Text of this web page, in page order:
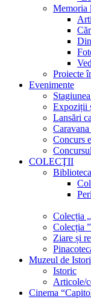
Memoria
Proiecte
Evenimente
Expoziții
Lansări
Concurs
COLECŢII
Colecția
Colecția
Ziare și
Muzeul de
Istoric
Articole/
Cinema